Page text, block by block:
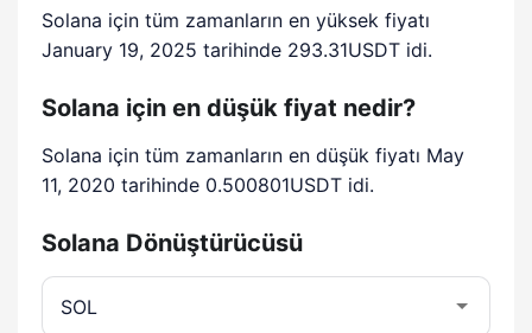
Solana için tüm zamanların en yüksek fiyatı
January 19, 2025 tarihinde 293.31USDT idi.
Solana için en düşük fiyat nedir?
Solana için tüm zamanların en düşük fiyatı May
11, 2020 tarihinde 0.500801USDT idi.
Solana Dönüştürücüsü